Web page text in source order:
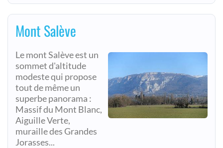
Mont Salève
Le mont Salève est un
sommet d'altitude
modeste qui propose
tout de même un
superbe panorama :
Massif du Mont Blanc,
Aiguille Verte,
muraille des Grandes
Jorasses...